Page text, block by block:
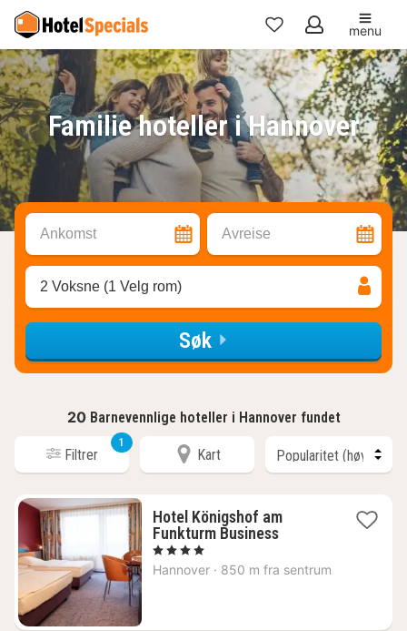
Mine
favoritter
menu
Familie hoteller i Hannover
Ankomst Avreise
2 Voksne (1 Velg rom)
Søk
20 Barnevennlige hoteller i Hannover fundet
Filtrer
1
Kart
Hotel Königshof am
Funkturm Business1
fra
, 4 Stjerner
Hannover · 850 m fra sentrum